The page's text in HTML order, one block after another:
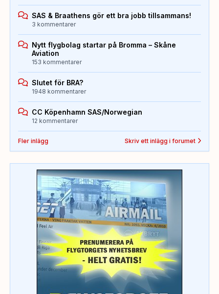
SAS & Braathens gör ett bra jobb tillsammans!
3 kommentarer
Nytt flygbolag startar på Bromma – Skåne
Aviation
153 kommentarer
Slutet för BRA?
1948 kommentarer
CC Köpenhamn SAS/Norwegian
12 kommentarer
Fler inlägg Skriv ett inlägg i forumet